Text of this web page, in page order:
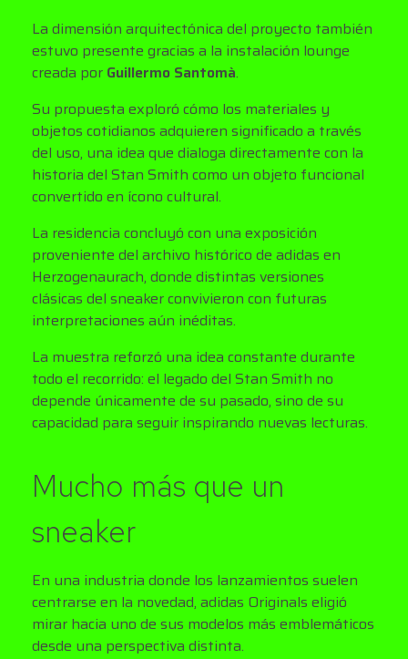
La dimensión arquitectónica del proyecto también
estuvo presente gracias a la instalación lounge
creada por Guillermo Santomà.
Su propuesta exploró cómo los materiales y
objetos cotidianos adquieren significado a través
del uso, una idea que dialoga directamente con la
historia del Stan Smith como un objeto funcional
convertido en ícono cultural.
La residencia concluyó con una exposición
proveniente del archivo histórico de adidas en
Herzogenaurach, donde distintas versiones
clásicas del sneaker convivieron con futuras
interpretaciones aún inéditas.
La muestra reforzó una idea constante durante
todo el recorrido: el legado del Stan Smith no
depende únicamente de su pasado, sino de su
capacidad para seguir inspirando nuevas lecturas.
Mucho más que un
sneaker
En una industria donde los lanzamientos suelen
centrarse en la novedad, adidas Originals eligió
mirar hacia uno de sus modelos más emblemáticos
desde una perspectiva distinta.